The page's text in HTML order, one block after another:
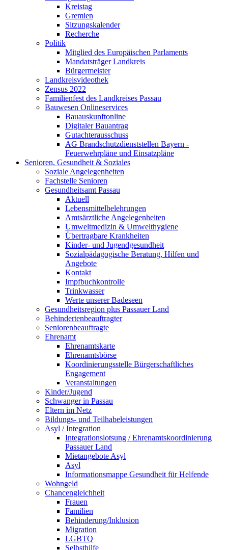
Kreistag
Gremien
Sitzungskalender
Recherche
Politik
Mitglied des Europäischen Parlaments
Mandatsträger Landkreis
Bürgermeister
Landkreisvideothek
Zensus 2022
Familienfest des Landkreises Passau
Bauwesen Onlineservices
Bauauskunftonline
Digitaler Bauantrag
Gutachterausschuss
AG Brandschutzdienststellen Bayern -
Feuerwehrpläne und Einsatzpläne
Senioren, Gesundheit & Soziales
Soziale Angelegenheiten
Fachstelle Senioren
Gesundheitsamt Passau
Aktuell
Lebensmittelbelehrungen
Amtsärztliche Angelegenheiten
Umweltmedizin & Umwelthygiene
Übertragbare Krankheiten
Kinder- und Jugendgesundheit
Sozialpädagogische Beratung, Hilfen und
Angebote
Kontakt
Impfbuchkontrolle
Trinkwasser
Werte unserer Badeseen
Gesundheitsregion plus Passauer Land
Behindertenbeauftragter
Seniorenbeauftragte
Ehrenamt
Ehrenamtskarte
Ehrenamtsbörse
Koordinierungsstelle Bürgerschaftliches
Engagement
Veranstaltungen
Kinder/Jugend
Schwanger in Passau
Eltern im Netz
Bildungs- und Teilhabeleistungen
Asyl / Integration
Integrationslotsung / Ehrenamtskoordinierung
Passauer Land
Mietangebote Asyl
Asyl
Informationsmappe Gesundheit für Helfende
Wohngeld
Chancengleichheit
Frauen
Familien
Behinderung/Inklusion
Migration
LGBTQ
Selbsthilfe